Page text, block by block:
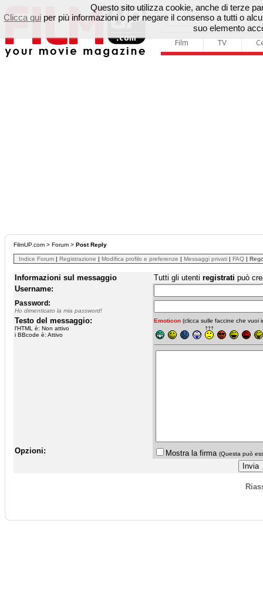
Film TV
FilmUP.com > Forum > Post Reply
Indice Forum | Registrazione | Modifica profilo e preferenze | Messaggi privati | FAQ |
Informazioni sul messaggio Tutti gli utenti registrati può
Username:
Password:
Ho dimenticato la mia password!
Testo del messaggio:
l'HTML è: Non attivo
i BBcode è: Attivo
Emoticon (clicca sulle faccine che vuoi
Opzioni: Mostra la firma (Questa può
Questo sito utilizza cookie, anche di terze
Clicca qui per più informazioni o per negare il consenso a tutti o
suo elemento